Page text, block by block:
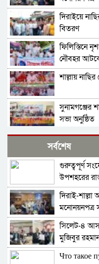
দিরাইয়ে
বিতরণ
ফিলিস্তিনে
নৌবহর
শাল্লায়
সুনামগঞ্জের
সভা অনুষ্ঠিত
দিরাইয়ে
প্রতিবাদে
শাল্লায়
মানবিক
শাল্লায়
নাশকতার
নেতা ওই
তাহিরপুরে
সর্বশেষ
গুরুত্বপূর্ণ
উপশহরের
দিরাই-
মনোনয়নপত্র
সিলেট-৪
মুজিবুর
Что такое